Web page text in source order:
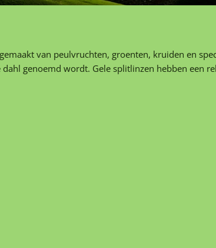
van peulvruchten, groenten, kruiden en
genoemd wordt. Gele splitlinzen hebben een